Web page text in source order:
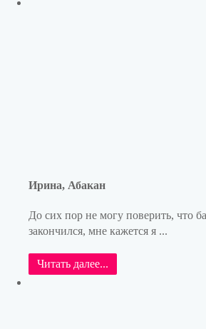
Ирина, Абакан
До сих пор не могу поверить, что
закончился, мне кажется я ...
Читать далее...